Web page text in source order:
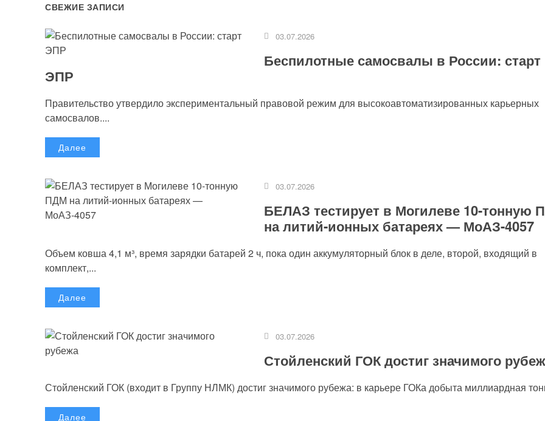
СВЕЖИЕ ЗАПИСИ
03.07.2026
Беспилотные самосвалы в России: старт
ЭПР
Правительство утвердило экспериментальный правовой режим для высокоавтоматизированных карьерных
самосвалов....
Далее
03.07.2026
БЕЛАЗ тестирует в Могилеве 10-тонную
на литий-ионных батареях — МоАЗ-4057
Объем ковша 4,1 м³, время зарядки батарей 2 ч, пока один аккумуляторный блок в деле, второй, входящий в
комплект,...
Далее
03.07.2026
Стойленский ГОК достиг значимого
Стойленский ГОК (входит в Группу НЛМК) достиг значимого рубежа: в карьере ГОКа добыта миллиардная
Далее